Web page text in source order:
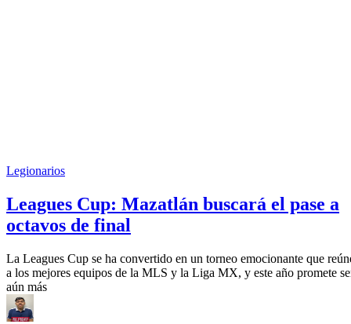
Legionarios
Leagues Cup: Mazatlán buscará el pase a
octavos de final
La Leagues Cup se ha convertido en un torneo emocionante que
a los mejores equipos de la MLS y la Liga MX, y este año promete
aún más